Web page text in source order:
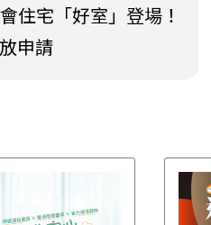
住宅「好室」登場！
申請